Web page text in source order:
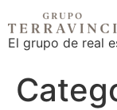
El grupo de real